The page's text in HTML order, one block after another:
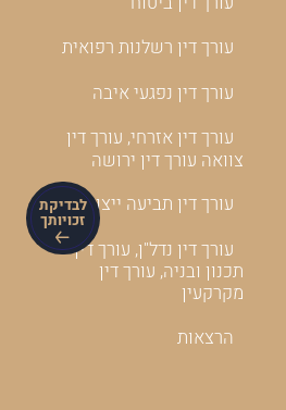
לבדיקת
זכויותך
עורך דין רשלנות רפואית
עורך דין נפגעי איבה
עורך דין אזרחי, עורך דין
צוואה עורך דין ירושה
עורך דין תביעה ייצוגית
עורך דין נדל"ן, עורך דין
תכנון ובניה, עורך דין
מקרקעין
הרצאות